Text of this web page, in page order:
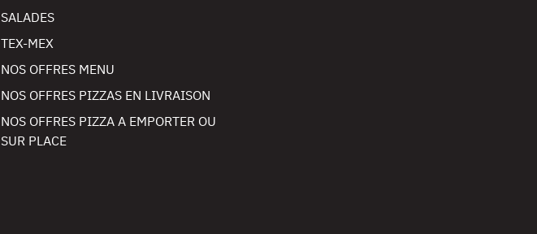
SALADES
TEX-MEX
NOS OFFRES MENU
NOS OFFRES PIZZAS EN LIVRAISON
NOS OFFRES PIZZA A EMPORTER OU
SUR PLACE